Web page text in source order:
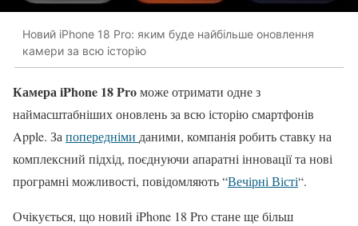
Новий iPhone 18 Pro: яким буде найбільше оновлення
камери за всю історію
Камера iPhone 18 Proможе отримати одне з
наймасштабніших оновлень за всю історію смартфонів
Apple. Запопередніми даними, компанія робить ставку на
комплексний підхід, поєднуючи апаратні інновації та нові
програмні можливості, повідомляють “Вечірні Вісті“.
Очікується, що новий iPhone 18 Pro стане ще більш